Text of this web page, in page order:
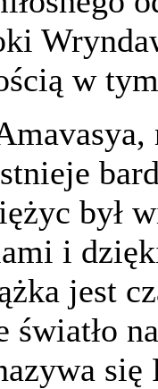
w
był
i
jest
światło